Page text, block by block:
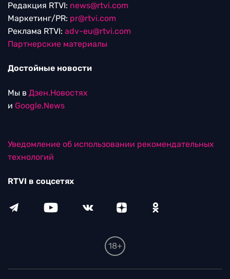
Редакция RTVI: news@rtvi.com
Маркетинг/PR: pr@rtvi.com
Реклама RTVI: adv-eu@rtvi.com
Партнерские материалы
Достойные новости
Мы в Дзен.Новостях
и Google.News
Уведомление об использовании рекомендательных
технологий
RTVI в соцсетях
18+